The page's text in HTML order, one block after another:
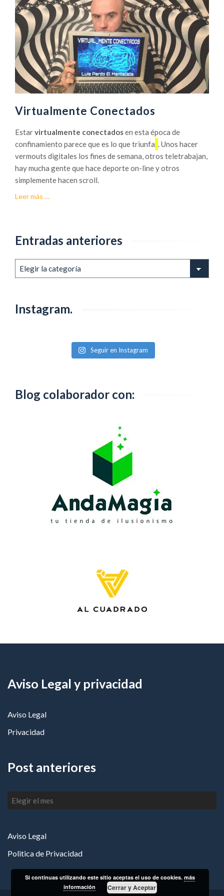
Virtualmente Conectados
Estarvirtualmente conectadosen esta época de
confinamiento parece que es lo que triunfa . Unos hacer
vermouts digitales los fines de semana, otros teletrabajan,
hay mucha gente que hace deporte on-line y otros
simplemente hacen scroll.
Leer más …
Entradas anteriores
anteriores
Instagram.
Seguir en Instagram
Blog colaborador con:
Aviso Legal y privacidad
Aviso Legal
Privacidad
Post anteriores
Post
anteriores
Aviso Legal
Politica de Privacidad
Si continuas utilizando este sitio aceptas el uso de cookies.más
información
Cerrar y Aceptar